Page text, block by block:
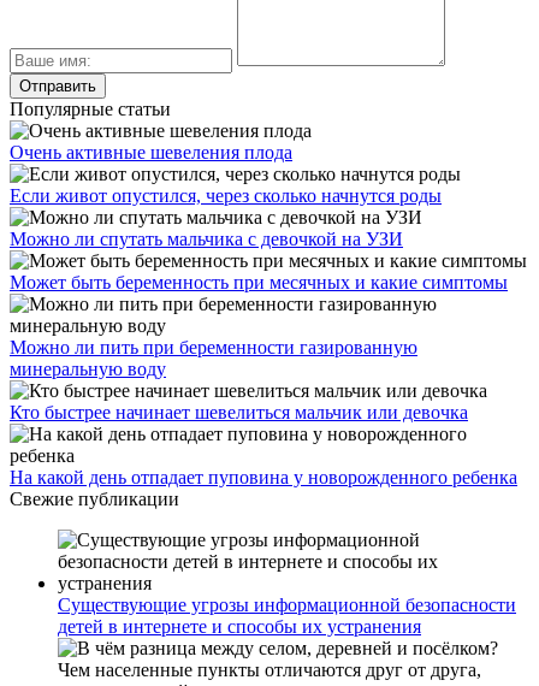
Популярные статьи
Очень активные шевеления плода
Если живот опустился, через сколько начнутся роды
Можно ли спутать мальчика с девочкой на УЗИ
Может быть беременность при месячных и какие симптомы
Можно ли пить при беременности газированную
минеральную воду
Кто быстрее начинает шевелиться мальчик или девочка
На какой день отпадает пуповина у новорожденного ребенка
Свежие публикации
Существующие угрозы информационной безопасности
детей в интернете и способы их устранения